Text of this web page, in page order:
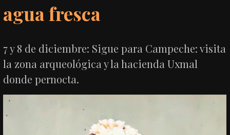
agua fresca
7 y 8 de diciembre: Sigue para Campeche: visita
la zona arqueológica y la hacienda Uxmal
donde pernocta.